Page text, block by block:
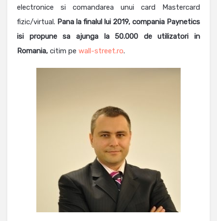
electronice si comandarea unui card Mastercard
fizic/virtual. Pana la finalul lui 2019, compania Paynetics
isi propune sa ajunga la 50.000 de utilizatori in
Romania, citim pe wall-street.ro.